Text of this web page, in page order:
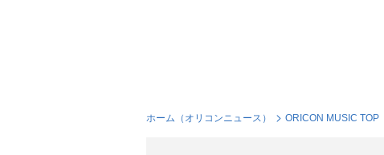
ホーム（オリコンニュース） ORICON MUSIC TOP